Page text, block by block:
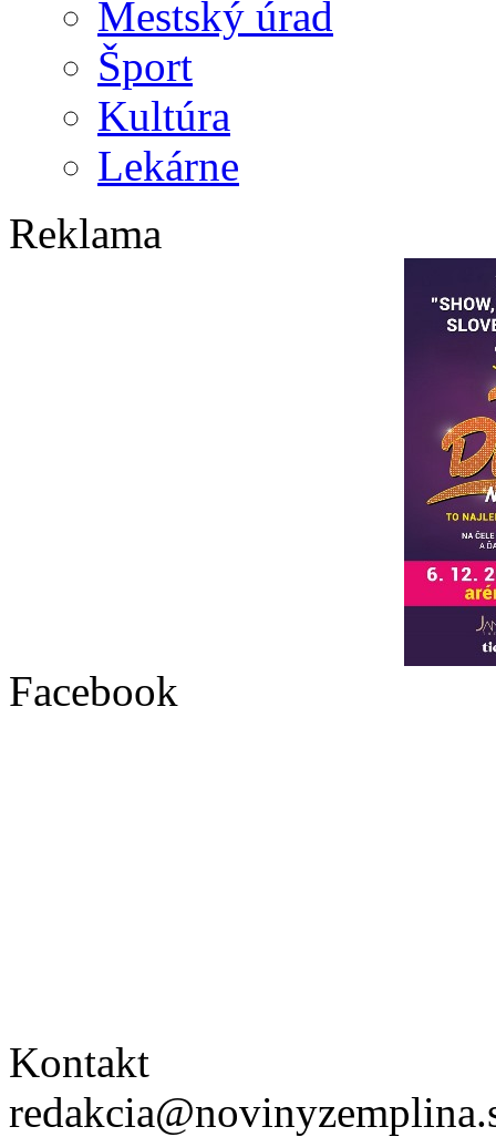
Mestský úrad
Šport
Kultúra
Lekárne
Reklama
Facebook
Kontakt